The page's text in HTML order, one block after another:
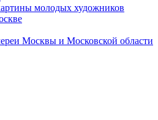
молодых художников
Москвы и Московской области